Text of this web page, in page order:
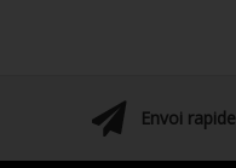
Envoi rapide